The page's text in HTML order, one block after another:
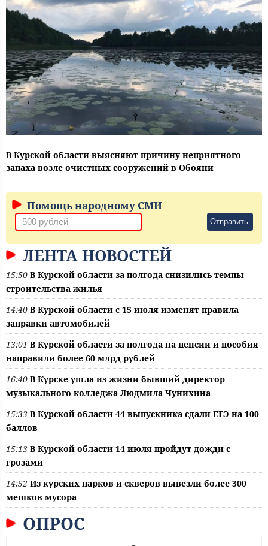
В Курской области выясняют причину неприятного
запаха возле очистных сооружений в Обояни
Помощь народному СМИ
Отправить
ЛЕНТА НОВОСТЕЙ
15:50 В Курской области за полгода снизились темпы
строительства жилья
14:40 В Курской области с 15 июля изменят правила
заправки автомобилей
13:01 В Курской области за полгода на пенсии и пособия
направили более 60 млрд рублей
16:40 В Курске ушла из жизни бывший директор
музыкального колледжа Людмила Чунихина
15:33 В Курской области 44 выпускника сдали ЕГЭ на 100
баллов
15:13 В Курской области 14 июля пройдут дожди с
грозами
14:52 Из курских парков и скверов вывезли более 300
мешков мусора
ОПРОС